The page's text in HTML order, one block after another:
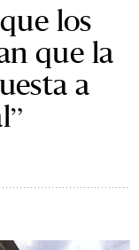
los
que la
a